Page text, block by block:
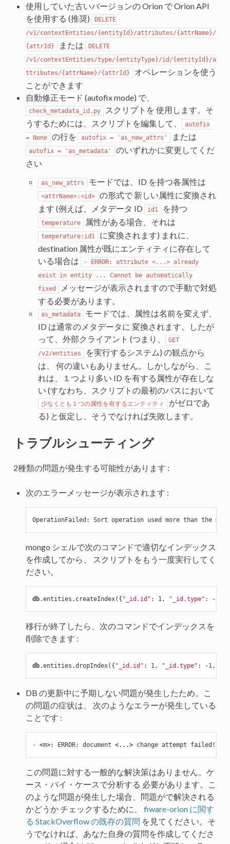
使用していた古いバージョンの Orion で Orion API
を使用する (推奨)
DELETE
/v1/contextEntities/{entityId}/attributes/{attrName}/
{attrId}
または
DELETE
/v1/contextEntities/type/{entityType}/id/{entityId}/a
ttributes/{attrName}/{attrId}
オペレーションを使う
ことができます
自動修正モード (autofix mode) で、
check_metadata_id.py
スクリプトを 使用します。そ
うするためには、スクリプトを編集して、
autofix
= None
の行を autofix = 'as_new_attrs' または
autofix = 'as_metadata'
のいずれかに変更してくだ
さい
as_new_attrs モードでは、ID を持つ各属性は
<attrName>:<id>
の形式で 新しい属性に変換され
ます (例えば、メタデータ ID
id1 を持つ
temperature 属性がある場合、それは
temperature:id1
に変換されます) まれに、
destination 属性が既にエンティティに存在して
いる場合は
- ERROR: attribute <...> already
exist in entity ... Cannot be automatically
fixed
メッセージが表示されますので手動で対処
する必要があります。
as_metadata
モードでは、属性は名前を変えず、
ID は通常のメタデータに 変換されます。したが
って、外部クライアント (つまり、
GET
/v2/entities
を実行するシステム) の観点から
は、 何の違いもありません。しかしながら、こ
れは、１つより多い ID を有する属性が存在しな
い (すなわち、スクリプトの最初のパスにおいて
少なくとも１つの属性を有するエンティティ
がゼロであ
る) と仮定し、そうでなければ失敗します。
トラブルシューティング
2種類の問題が発生する可能性があります :
次のエラーメッセージが表示されます :
OperationFailed: Sort operation used more than the
mongo シェルで次のコマンドで適切なインデックス
を作成してから、 スクリプトをもう一度実行してく
ださい。
db.entities.createIndex({ "_id.id" : 1, "_id.type" : -1,
移行が終了したら、次のコマンドでインデックスを
削除できます :
db.entities.dropIndex({ "_id.id" : 1, "_id.type" : -1,
DB の更新中に予期しない問題が発生したため。こ
の問題の症状は、 次のようなエラーが発生している
ことです :
- <n>: ERROR: document <...>
この問題に対する一般的な解決策はありません。ケ
ース・バイ・ケースで分析する 必要があります。こ
のような問題が発生した場合、問題がで解決される
かどうか チェックするために、 fiware-orion に関す
る StackOverflow の既存の質問 を見てください。そ
うでなければ、あなた自身の質問を作成してくださ